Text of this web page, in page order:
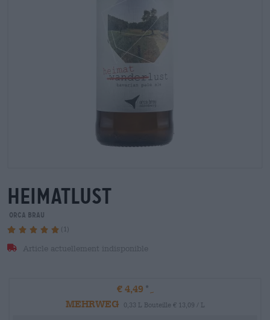
heimatlust
orca brau
(1)
Article actuellement indisponible
€ 4,49
MEHRWEG
0,33 L Bouteille € 13,09 / L